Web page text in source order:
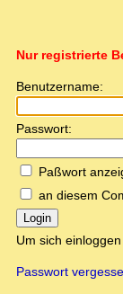
Nur registrierte
Benutzername:
Passwort:
Paßwort
an diesem
Login
Um sich
Passwort